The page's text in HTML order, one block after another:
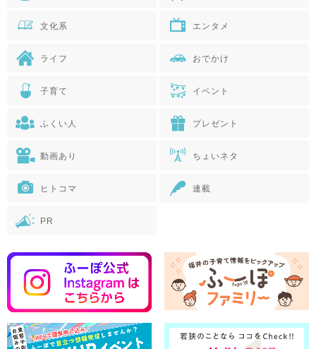
文化系 エンタメ
ライフ おでかけ
子育て イベント
ふくい人 プレゼント
動画あり ちょいネタ
ヒトコマ 連載
PR